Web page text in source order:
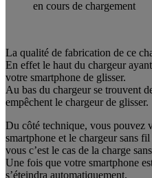
en cours de chargement
La qualité de fabrication de ce
En effet le haut du chargeur
votre smartphone de glisser.
Au bas du chargeur se trouvent
empêchent le chargeur de glisser.
Du côté technique, vous pouvez
smartphone et le chargeur sans
vous c’est le cas de la charge
Une fois que votre smartphone
s’éteindra automatiquement.